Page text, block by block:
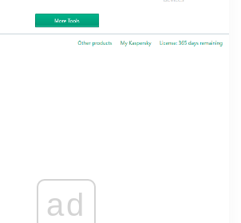
ad